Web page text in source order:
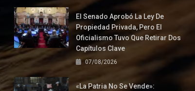
El Senado Aprobó La Ley De
Propiedad Privada, Pero El
Oficialismo Tuvo Que Retirar Dos
Capítulos Clave
07/08/2026
«La Patria No Se Vende»: